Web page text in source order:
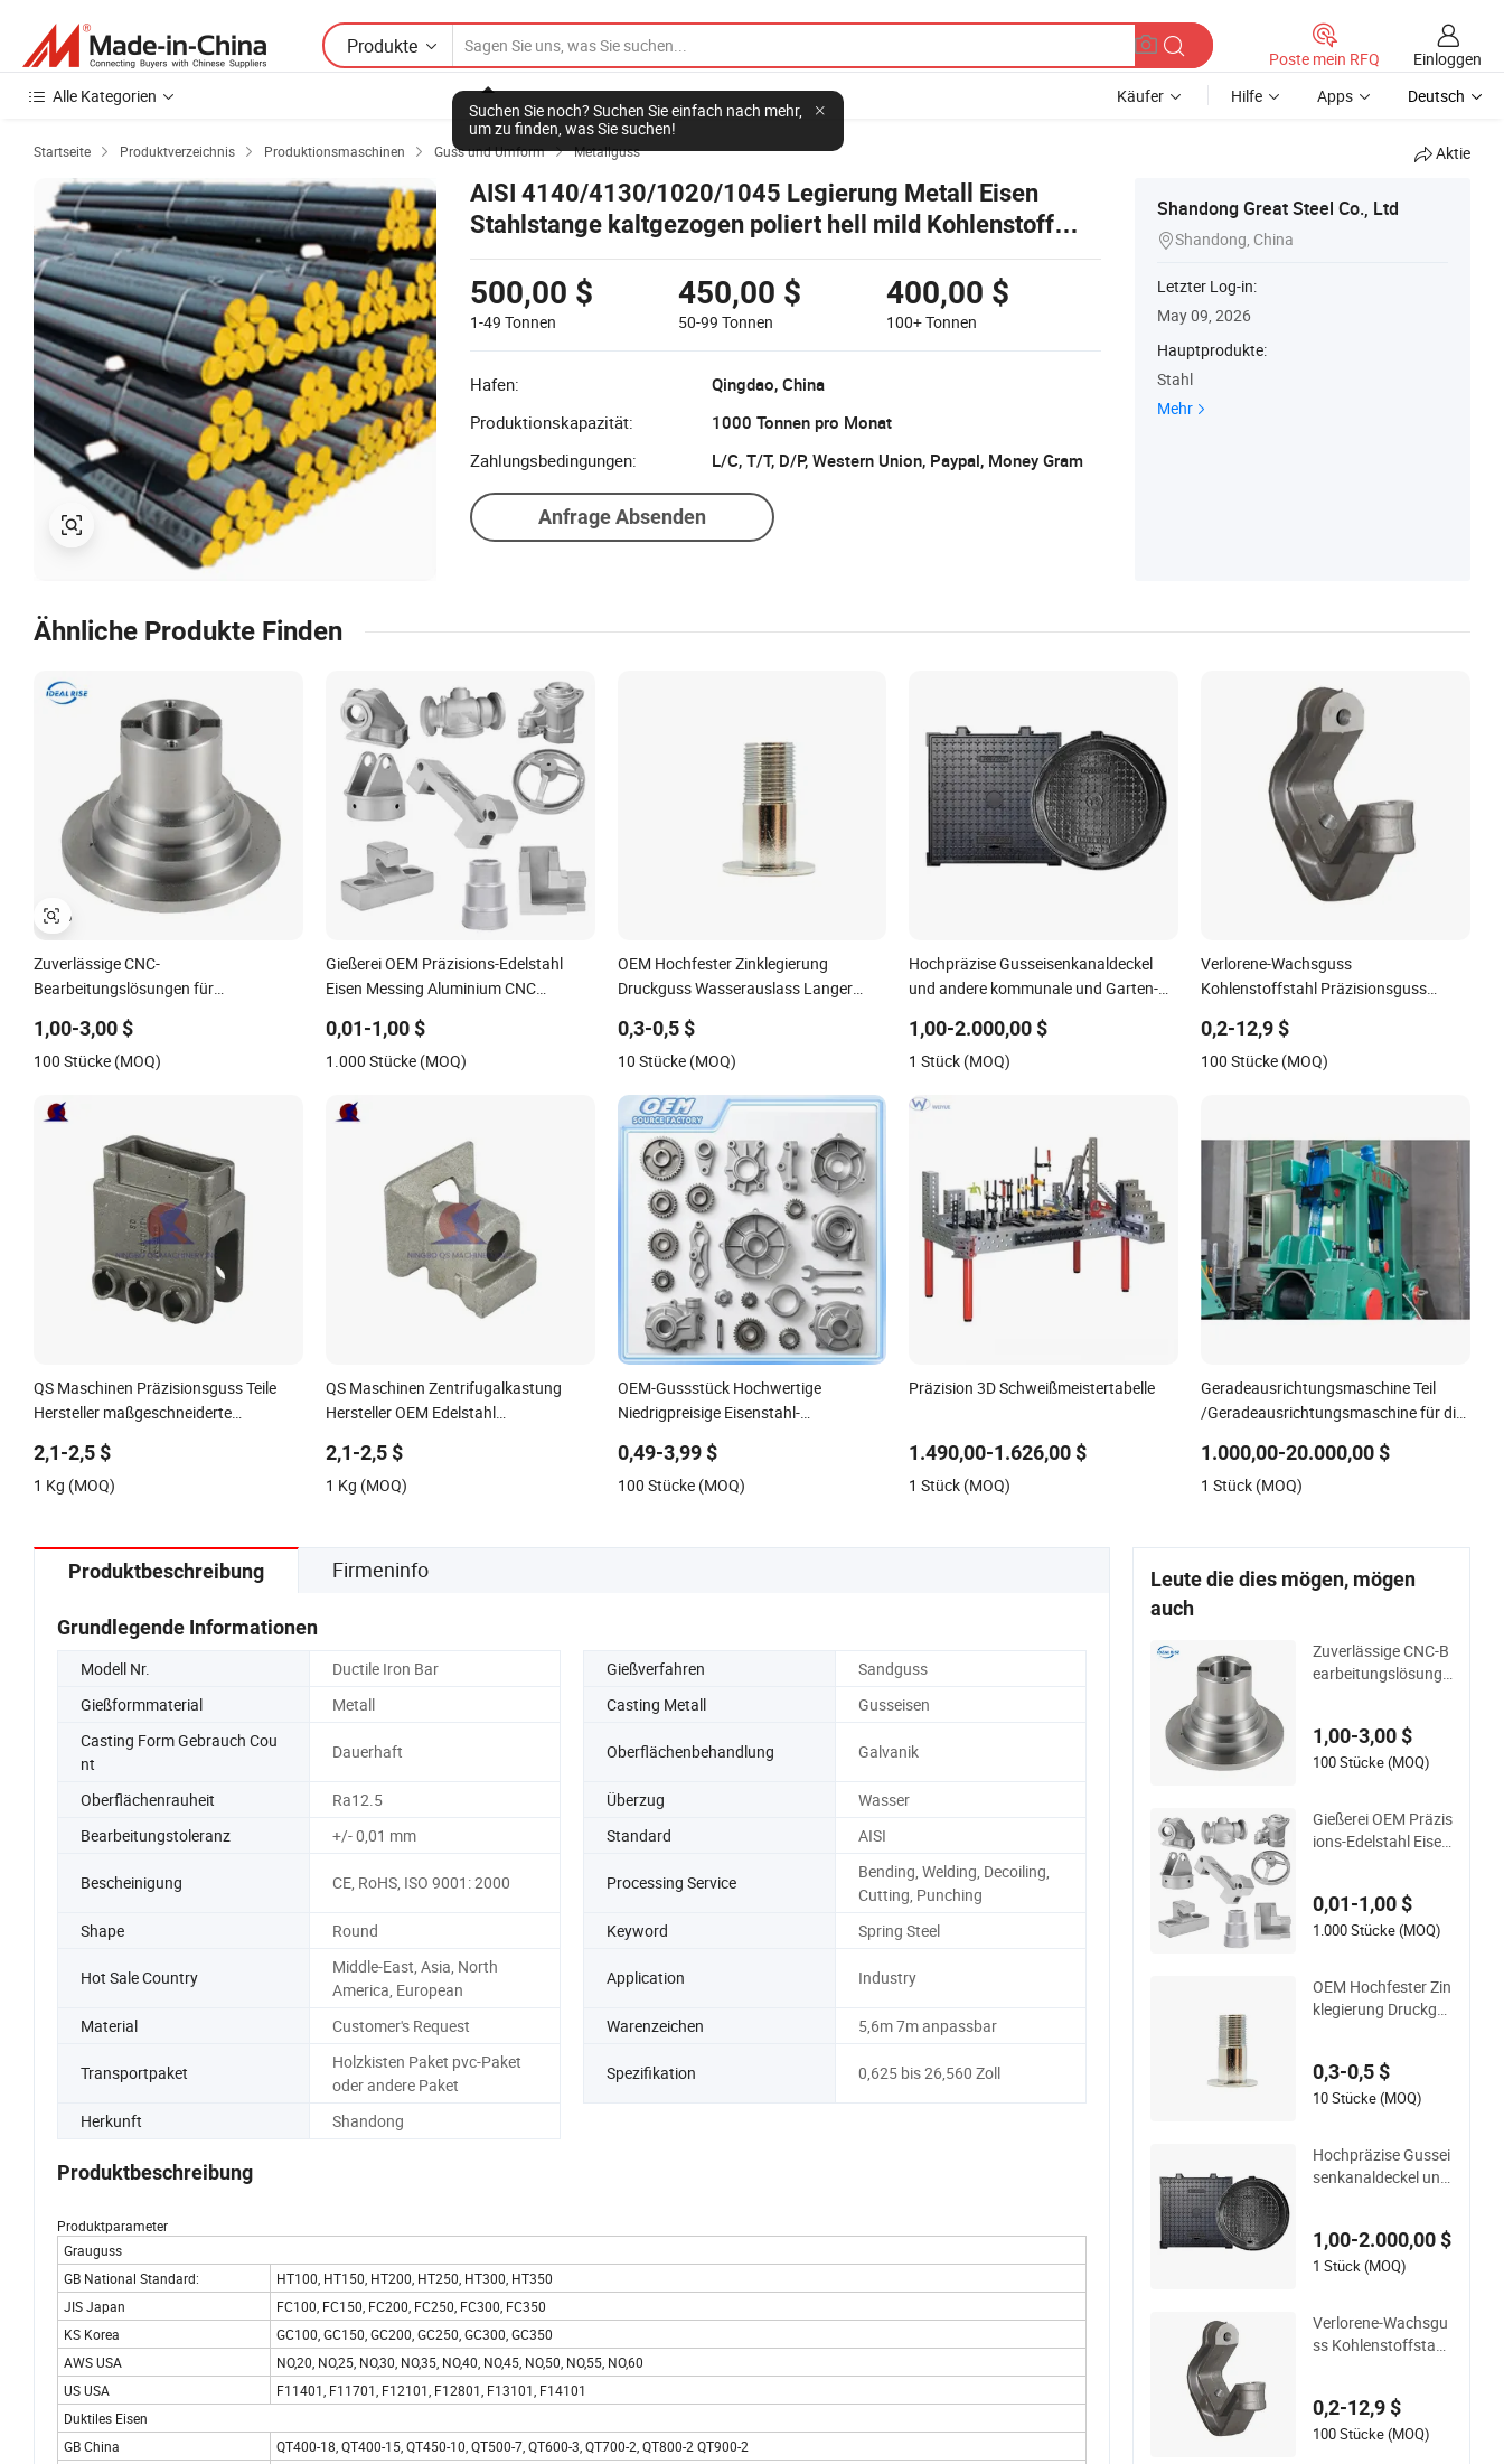
Produkte
Suchen Sie noch? Suchen Sie einfach nach mehr,
um zu finden, was Sie suchen!
Poste mein RFQ
Einloggen
Alle Kategorien
Käufer Hilfe Apps Deutsch
Startseite  Produktverzeichnis  Produktionsmaschinen  Guss und Umform  Metallguss Aktie
AISI 4140/4130/1020/1045 Legierung Metall Eisen
Stahlstange kaltgezogen poliert hell mild Kohlenstoff
runde Stahlstäbe
500,00 $
1-49 Tonnen
450,00 $
50-99Tonnen
400,00 $
100+Tonnen
Hafen:
Qingdao, China
Produktionskapazität:
1000 Tonnen pro Monat
Zahlungsbedingungen:
L/C, T/T, D/P, Western Union, Paypal, Money Gram
Anfrage Absenden
Shandong Great Steel Co., Ltd
Shandong, China
Letzter Log-in:
May 09, 2026
Hauptprodukte:
Stahl
Mehr
Ähnliche Produkte Finden
Zuverlässige CNC-
Bearbeitungslösungen für
Podestkomponenten
1,00-3,00 $
100 Stücke (MOQ)
Gießerei OEM Präzisions-Edelstahl
Eisen Messing Aluminium CNC
Druckgussdienstleistungen
0,01-1,00 $
1.000 Stücke (MOQ)
OEM Hochfester Zinklegierung
Druckguss Wasserauslass Langer
Individuelle Druckgussfabrik
0,3-0,5 $
10 Stücke (MOQ)
Hochpräzise Gusseisenkanaldeckel
und andere kommunale und Garten-
1,00-2.000,00 $
1 Stück (MOQ)
Verlorene-Wachsguss
Kohlenstoffstahl Präzisionsguss
Maschinen
0,2-12,9 $
100 Stücke (MOQ)
QS Maschinen Präzisionsguss Teile
Hersteller maßgeschneiderte
Edelstahlguss für Landmaschinen
Teile
2,1-2,5 $
1 Kg (MOQ)
QS Maschinen Zentrifugalkastung
Hersteller OEM Edelstahl
Guss Aluminium Metallguss Teile
2,1-2,5 $
1 Kg (MOQ)
OEM-Gussstück Hochwertige
Niedrigpreisige Eisenstahl-
Auto/Automobil Motorrad Lkw
Anhänger Traktor Teile
0,49-3,99 $
100 Stücke (MOQ)
Präzision 3D Schweißmeistertabelle
1.490,00-1.626,00 $
1 Stück (MOQ)
Geradeausrichtungsmaschine Teil
/Geradeausrichtungsmaschine für die
1.000,00-20.000,00 $
1 Stück (MOQ)
Produktbeschreibung Firmeninfo
Grundlegende Informationen
Modell Nr. Ductile Iron Bar Gießverfahren
Sandguss
Gießformmaterial
Metall Casting Metall
Gusseisen
Casting Form Gebrauch Cou
nt
Dauerhaft Oberflächenbehandlung Galvanik
Oberflächenrauheit Ra12.5 Überzug
Wasser
Bearbeitungstoleranz
+/- 0,01 mm Standard AISI
Bescheinigung CE, RoHS, ISO 9001: 2000 Processing Service
Bending, Welding, Decoiling,
Cutting, Punching
Shape
Round Keyword Spring Steel
Hot Sale Country
Middle-East, Asia, North
America, European
Application Industry
Material Customer's Request Warenzeichen 5,6m 7m anpassbar
Transportpaket
Holzkisten Paket pvc-Paket
oder andere Paket
Spezifikation 0,625 bis 26,560 Zoll
Herkunft Shandong
Produktbeschreibung
Produktparameter
Grauguss
GB National Standard:
HT100, HT150, HT200, HT250, HT300, HT350
JIS Japan
FC100, FC150, FC200, FC250, FC300, FC350
KS Korea
GC100, GC150, GC200, GC250, GC300, GC350
AWS USA
NO,20, NO,25, NO,30, NO,35, NO,40, NO,45, NO,50, NO,55, NO,60
US USA
F11401, F11701, F12101, F12801, F13101, F14101
Duktiles Eisen
GB China
QT400-18, QT400-15, QT450-10, QT500-7, QT600-3, QT700-2, QT800-2 QT900-2
Leute die dies mögen, mögen
auch
Zuverlässige CNC-B
earbeitungslösunge
enten
1,00-3,00 $
100 Stücke (MOQ)
Gießerei OEM Präzis
ions-Edelstahl Eisen
Druckgussdienstleis
tungen
0,01-1,00 $
1.000 Stücke (MOQ)
OEM Hochfester Zin
klegierung Druckgu
chtete Oberfläche, I
ndividuelle Druckgu
0,3-0,5 $
10 Stücke (MOQ)
Hochpräzise Gussei
senkanaldeckel und
mponenten
1,00-2.000,00 $
1 Stück (MOQ)
Verlorene-Wachsgu
ss Kohlenstoffstahl
schaftliche Maschin
en
0,2-12,9 $
100 Stücke (MOQ)